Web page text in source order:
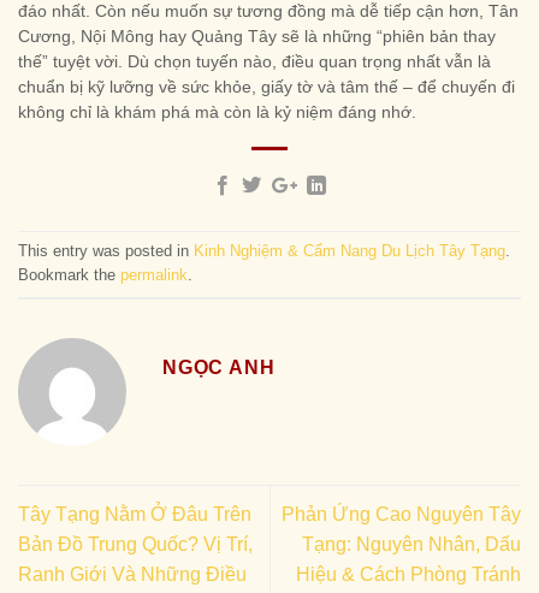
đáo nhất. Còn nếu muốn sự tương đồng mà dễ tiếp cận hơn, Tân
Cương, Nội Mông hay Quảng Tây sẽ là những “phiên bản thay
thế” tuyệt vời. Dù chọn tuyến nào, điều quan trọng nhất vẫn là
chuẩn bị kỹ lưỡng về sức khỏe, giấy tờ và tâm thế – để chuyến đi
không chỉ là khám phá mà còn là kỷ niệm đáng nhớ.
This entry was posted in Kinh Nghiệm & Cẩm Nang Du Lịch Tây Tạng.
Bookmark the permalink.
NGỌC ANH
Tây Tạng Nằm Ở Đâu Trên
Bản Đồ Trung Quốc? Vị Trí,
Ranh Giới Và Những Điều
Phản Ứng Cao Nguyên Tây
Tạng: Nguyên Nhân, Dấu
Hiệu & Cách Phòng Tránh